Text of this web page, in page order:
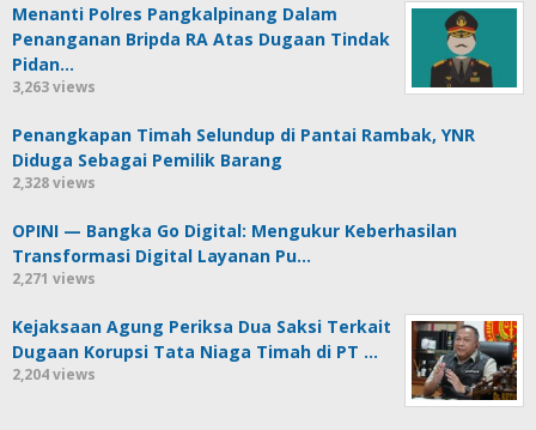
Menanti Polres Pangkalpinang Dalam
Penanganan Bripda RA Atas Dugaan Tindak
Pidan…
3,263 views
Penangkapan Timah Selundup di Pantai Rambak, YNR
Diduga Sebagai Pemilik Barang
2,328 views
OPINI — Bangka Go Digital: Mengukur Keberhasilan
Transformasi Digital Layanan Pu…
2,271 views
Kejaksaan Agung Periksa Dua Saksi Terkait
Dugaan Korupsi Tata Niaga Timah di PT …
2,204 views